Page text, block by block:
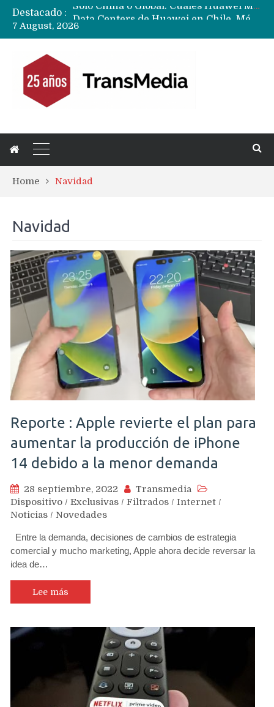
Destacado :
Data Centers de Huawei en Chile, México, Brasil,Perú y Argentina podrían verse afectados por arremetida de EE.UU
7 August, 2026
Home Navidad
Navidad
Reporte : Apple revierte el plan para
aumentar la producción de iPhone
14 debido a la menor demanda
28 septiembre, 2022
Transmedia
Dispositivo / Exclusivas / Filtrados / Internet /
Noticias / Novedades
Entre la demanda, decisiones de cambios de estrategia
comercial y mucho marketing, Apple ahora decide reversar la
idea de…
Lee más